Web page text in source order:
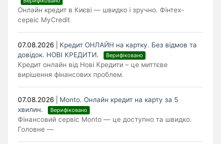
Онлайн кредит в Києві — швидко і зручно. Фінтех-
сервіс MyCredit
07.08.2026
Кредит ОНЛАЙН на картку. Без відмов та
довідок. НОВІ КРЕДИТИ.
Верифіковано
Кредит онлайн від Нові Кредити – це миттєве
вирішення фінансових проблем.
07.08.2026
Monto. Онлайн кредит на карту за 5
хвилин.
Верифіковано
Фінансовий сервіс Monto — це доступно та швидко.
Головне —